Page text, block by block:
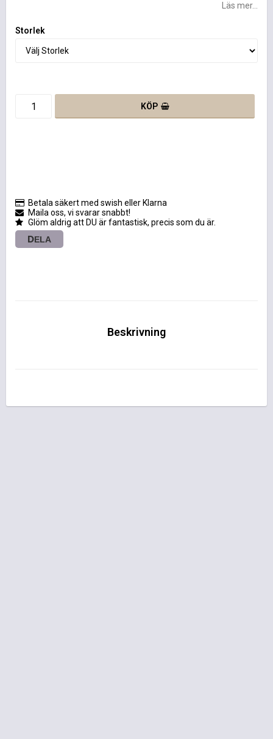
Läs mer...
Storlek
KÖP
Betala säkert med swish eller Klarna
Maila oss, vi svarar snabbt!
Glöm aldrig att DU är fantastisk, precis som du är.
DELA
Beskrivning